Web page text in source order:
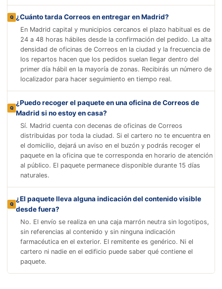
¿Cuánto tarda Correos en entregar en Madrid?
En Madrid capital y municipios cercanos el plazo habitual es de
24 a 48 horas hábiles desde la confirmación del pedido. La alta
densidad de oficinas de Correos en la ciudad y la frecuencia de
los repartos hacen que los pedidos suelan llegar dentro del
primer día hábil en la mayoría de zonas. Recibirás un número de
localizador para hacer seguimiento en tiempo real.
¿Puedo recoger el paquete en una oficina de Correos de
Madrid si no estoy en casa?
Sí. Madrid cuenta con decenas de oficinas de Correos
distribuidas por toda la ciudad. Si el cartero no te encuentra en
el domicilio, dejará un aviso en el buzón y podrás recoger el
paquete en la oficina que te corresponda en horario de atención
al público. El paquete permanece disponible durante 15 días
naturales.
¿El paquete lleva alguna indicación del contenido visible
desde fuera?
No. El envío se realiza en una caja marrón neutra sin logotipos,
sin referencias al contenido y sin ninguna indicación
farmacéutica en el exterior. El remitente es genérico. Ni el
cartero ni nadie en el edificio puede saber qué contiene el
paquete.